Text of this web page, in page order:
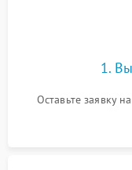
1.
Оставьте заявку